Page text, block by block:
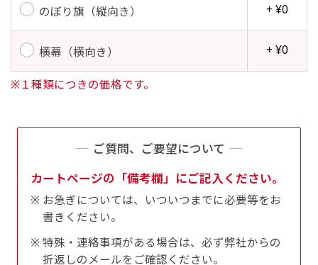
のぼり旗（縦向き） + ¥0
横幕（横向き） + ¥0
※１種類につきの価格です。
ご質問、ご要望について
カートページの「備考欄」にご記入ください。
お急ぎについては、いついつまでに必要等をお
書きください。
特殊・連絡事項がある場合は、必ず弊社からの
折返しのメールをご確認ください。
ジャンボ(90x270)
遠くからでも視認しやすいジャンボサイズです。
駐車場などのスペースに余裕がある場所で大々的
4mまたは5mのポールが必要です。
ジャンボ(270x90)
遠くからでも視認しやすいジャンボサイズです。
駐車場などのスペースに余裕がある場所で大々的
4mまたは5mのポールが必要です。